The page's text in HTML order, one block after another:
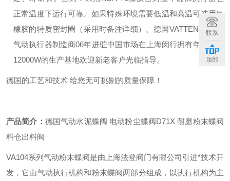
正常温度下运行可靠。如果特殊环境需要低温和高温可选用氟
橡胶的特质密封圈（采用时备注详细）。德国VATTEN
是专业
气动执行器制造商06年进驻中国市场在上海闵行拥有年出口额
12000W的生产基地欢迎新老客户光临指导。
德国的工艺和技术 给您无可挑剔的质量保障！
产品简介： 德国气动水泥蝶阀 电动粉尘蝶阀D71X 耐磨粉末蝶阀
料仓出料阀
VA104系列气动粉末蝶阀是由上海法登阀门有限公司引进*技术开
发，它由气动执行机构和粉末蝶阀两部分组成，以执行机构为主
联系
顶部